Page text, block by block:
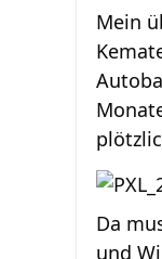
Mein
Da
und